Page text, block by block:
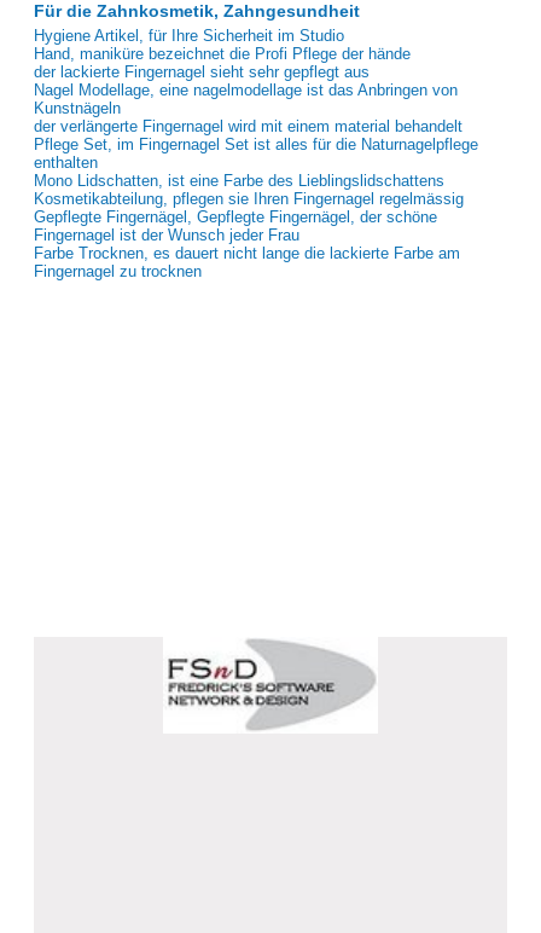
Für die Zahnkosmetik, Zahngesundheit
Hygiene Artikel, für Ihre Sicherheit im Studio
Hand, maniküre bezeichnet die Profi Pflege der hände
der lackierte Fingernagel sieht sehr gepflegt aus
Nagel Modellage, eine nagelmodellage ist das Anbringen von
Kunstnägeln
der verlängerte Fingernagel wird mit einem material behandelt
Pflege Set, im Fingernagel Set ist alles für die Naturnagelpflege
enthalten
Mono Lidschatten, ist eine Farbe des Lieblingslidschattens
Kosmetikabteilung, pflegen sie Ihren Fingernagel regelmässig
Gepflegte Fingernägel, Gepflegte Fingernägel, der schöne
Fingernagel ist der Wunsch jeder Frau
Farbe Trocknen, es dauert nicht lange die lackierte Farbe am
Fingernagel zu trocknen